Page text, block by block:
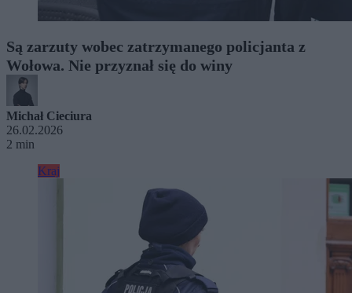
Są zarzuty wobec zatrzymanego policjanta z
Wołowa. Nie przyznał się do winy
Michał Cieciura
26.02.2026
2 min
Kraj